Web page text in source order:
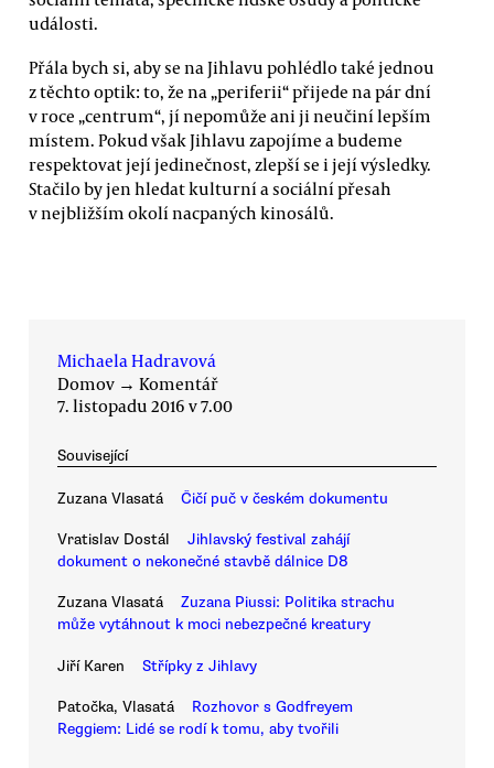
události.
Přála bych si, aby se na Jihlavu pohlédlo také jednou
z těchto optik: to, že na „periferii“ přijede na pár dní
v roce „centrum“, jí nepomůže ani ji neučiní lepším
místem. Pokud však Jihlavu zapojíme a budeme
respektovat její jedinečnost, zlepší se i její výsledky.
Stačilo by jen hledat kulturní a sociální přesah
v nejbližším okolí nacpaných kinosálů.
Michaela Hadravová
Domov → Komentář
7. listopadu 2016 v 7.00
Související
Zuzana Vlasatá Čičí puč v českém dokumentu
Vratislav Dostál
Jihlavský festival zahájí
dokument o nekonečné stavbě dálnice D8
Zuzana Vlasatá
Zuzana Piussi: Politika strachu
může vytáhnout k moci nebezpečné kreatury
Jiří Karen Střípky z Jihlavy
Patočka, Vlasatá
Rozhovor s Godfreyem
Reggiem: Lidé se rodí k tomu, aby tvořili